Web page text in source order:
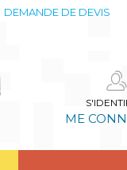
DEMANDE DE DEVIS
ME